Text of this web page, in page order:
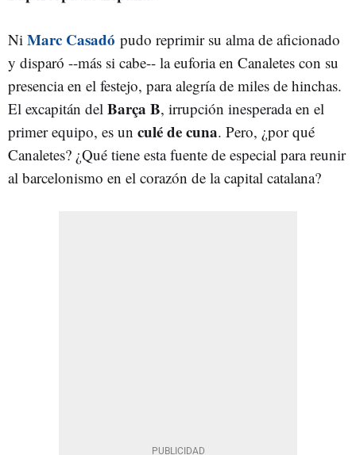
Ni Marc Casadó pudo reprimir su alma de aficionado
y disparó --más si cabe-- la euforia en Canaletes con su
presencia en el festejo, para alegría de miles de hinchas.
El excapitán del Barça B, irrupción inesperada en el
primer equipo, es un culé de cuna. Pero, ¿por qué
Canaletes? ¿Qué tiene esta fuente de especial para reunir
al barcelonismo en el corazón de la capital catalana?